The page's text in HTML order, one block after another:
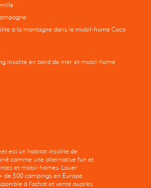
à la montagne dans le mobil-home Coco
insolite en bord de mer et mobil-home
est un habitat insolite de
comme une alternative fun et
et mobil-homes. Louer
de 500 campings en Europe.
à l'achat et vente auprès